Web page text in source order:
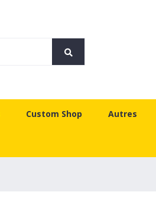
Custom Shop Autres